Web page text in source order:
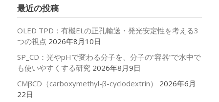
ブ
最近の投稿
OLED TPD：有機ELの正孔輸送・発光安定性を考える3
つの視点 2026年8月10日
SP_CD：光やpHで変わる分子を、分子の“容器”で水中で
も使いやすくする研究 2026年8月9日
CMβCD（carboxymethyl-β-cyclodextrin）
2026年6月
22日